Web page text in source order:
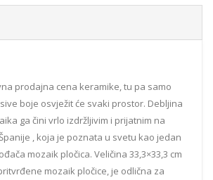
prodajna cena keramike, tu pa samo
sive boje osvježit će svaki prostor. Debljina
ga čini vrlo izdržljivim i prijatnim na
, koja je poznata u svetu kao jedan
mozaik pločica. Veličina 33,3×33,3 cm
mozaik pločice, je odlična za